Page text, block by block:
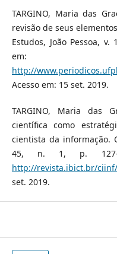
TARGINO, Maria das
revisão de seus
Estudos, João Pessoa,
em:
http://
Acesso em: 15 set. 2019.
TARGINO, Maria das
científica como
cientista da informação.
45, n. 1, p. 127-
http://revista.ibict.br/
set. 2019.